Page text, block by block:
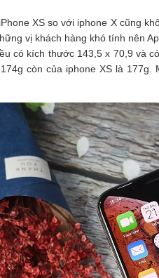
XS so với iphone X cũng
vị khách hàng khó tính nên
có kích thước 143,5 x 70,9 và
còn của iphone XS là